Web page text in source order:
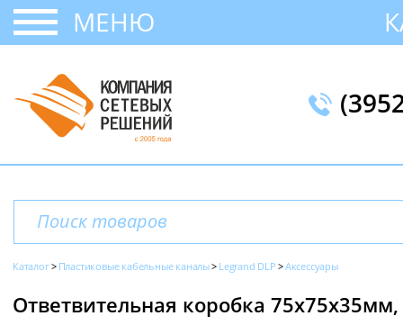
МЕНЮ
Каталог Пластиковые кабельные каналы Legrand DLP Аксессуары
Ответвительная коробка